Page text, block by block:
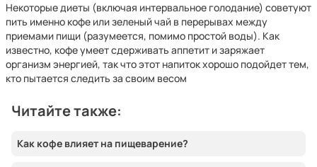
Некоторые диеты (включая интервальное голодание) советуют
пить именно кофе или зеленый чай в перерывах между
приемами пищи (разумеется, помимо простой воды). Как
известно, кофе умеет сдерживать аппетит и заряжает
организм энергией, так что этот напиток хорошо подойдет тем,
кто пытается следить за своим весом
Читайте также:
Как кофе влияет на пищеварение?